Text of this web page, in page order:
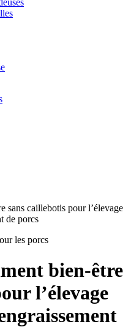
sans caillebotis pour l’élevage
de porcs
les porcs
bien-être
l’élevage